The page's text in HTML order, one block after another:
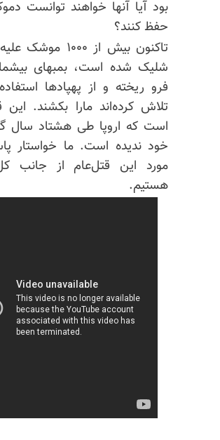
بود آیا آنها خواهند توانست
حفظ کنند؟
تاکنون بیش از ۱۰۰۰
شلیک شده است، بمبهای
فرو ریخته و از پهپادها
تلاش کرده‌اندمارا بکشند. این
است که اروپا طی هشتاد سال
خود ندیده است. ما خواستار
مورد این قتل‌عام از جانب
هستیم.